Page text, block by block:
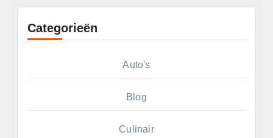
Categorieën
Auto's
Blog
Culinair